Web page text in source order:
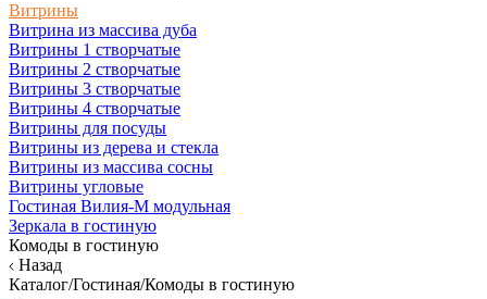
Витрины
Витрина из массива дуба
Витрины 1 створчатые
Витрины 2 створчатые
Витрины 3 створчатые
Витрины 4 створчатые
Витрины для посуды
Витрины из дерева и стекла
Витрины из массива сосны
Витрины угловые
Гостиная Вилия-М модульная
Зеркала в гостиную
Комоды в гостиную
Назад
Каталог/Гостиная/Комоды в гостиную